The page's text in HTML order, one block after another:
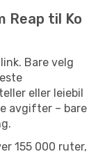
Reap til Ko
Bare velg
eller leiebil
avgifter – bare
155 000 ruter,